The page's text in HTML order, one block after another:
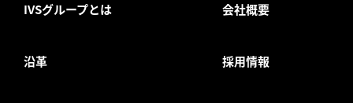
IVSグループとは 会社概要
沿革 採用情報